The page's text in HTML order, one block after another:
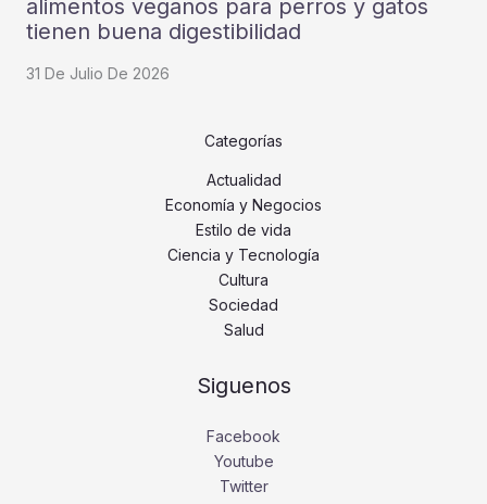
alimentos veganos para perros y gatos
tienen buena digestibilidad
31 De Julio De 2026
Categorías
Actualidad
Economía y Negocios
Estilo de vida
Ciencia y Tecnología
Cultura
Sociedad
Salud
Siguenos
Facebook
Youtube
Twitter